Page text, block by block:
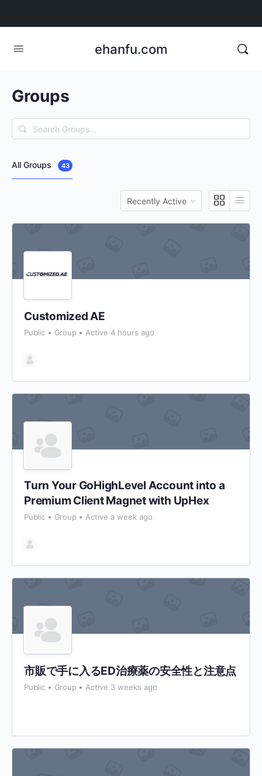
ehanfu.com
Groups
Search
Groups…
All Groups 43
Order
By:
Customized AE
Public Group Active 4 hours ago
Turn Your GoHighLevel Account into a
Premium Client Magnet with UpHex
Public Group Active a week ago
市販で手に入るED治療薬の安全性と注意点
Public Group Active 3 weeks ago